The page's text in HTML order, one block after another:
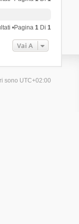
•Pagina1 Di1
Vai A
sono UTC+02:00